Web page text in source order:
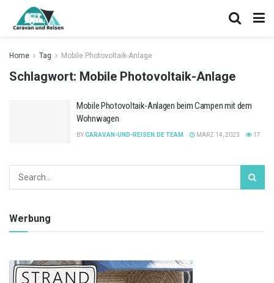
Home Tag Mobile Photovoltaik-Anlage
Schlagwort: Mobile Photovoltaik-Anlage
Mobile Photovoltaik-Anlagen beim Campen mit dem
Wohnwagen
BYCARAVAN-UND-REISEN.DE TEAM MÄRZ 14, 2023 17
Werbung